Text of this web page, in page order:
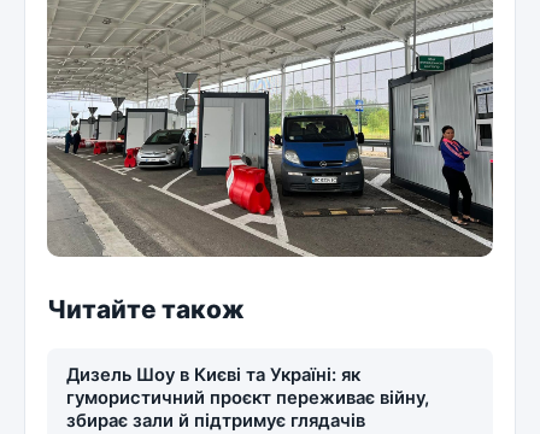
Читайте також
Дизель Шоу в Києві та Україні: як
гумористичний проєкт переживає війну,
збирає зали й підтримує глядачів